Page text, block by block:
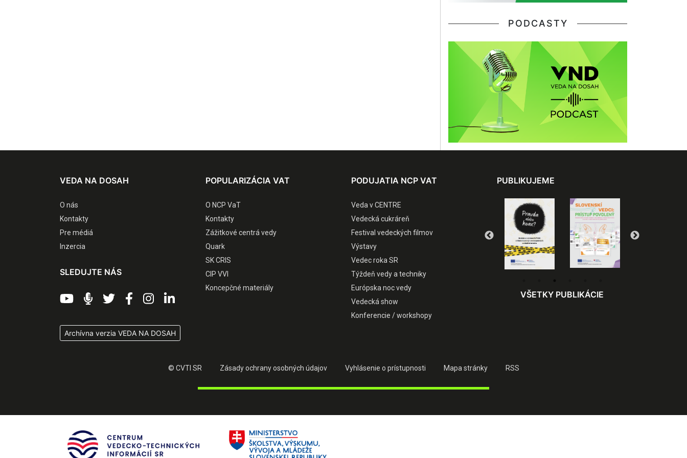
PODCASTY
VEDA NA DOSAH
O nás
Kontakty
Pre médiá
Inzercia
SLEDUJTE NÁS
Archívna verzia VEDA NA DOSAH
POPULARIZÁCIA VAT
O NCP VaT
Kontakty
Zážitkové centrá vedy
Quark
SK CRIS
CIP VVI
Koncepčné materiály
PODUJATIA NCP VAT
Veda v CENTRE
Vedecká cukráreň
Festival vedeckých filmov
Výstavy
Vedec roka SR
Týždeň vedy a techniky
Európska noc vedy
Vedecká show
Konferencie / workshopy
PUBLIKUJEME
VŠETKY PUBLIKÁCIE
© CVTI SR Zásady ochrany osobných údajov Vyhlásenie o prístupnosti Mapa stránky RSS